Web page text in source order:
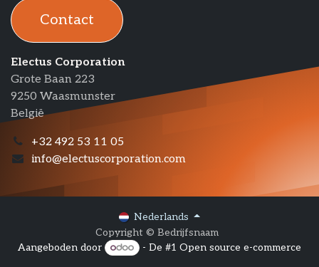
Contact​​​​​​
Electus Corporation
Grote Baan 223
9250 Waasmunster
België
+32 492 53 11 05
info@electuscorporation.com
Copyright © Bedrijfsnaam
Nederlands
Aangeboden door - De #1 Open source e-commerce